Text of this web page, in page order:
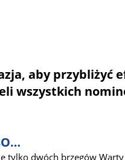
aby
wszystkich
tylko dwóch brzegów